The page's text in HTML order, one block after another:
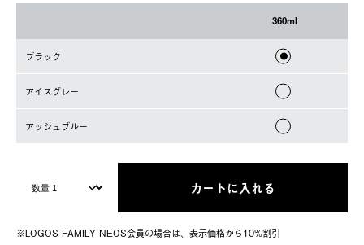
360ml
ブラック
アイスグレー
アッシュブルー
カートに入れる
※LOGOS FAMILY NEOS会員の場合は、表⽰価格から10%割引